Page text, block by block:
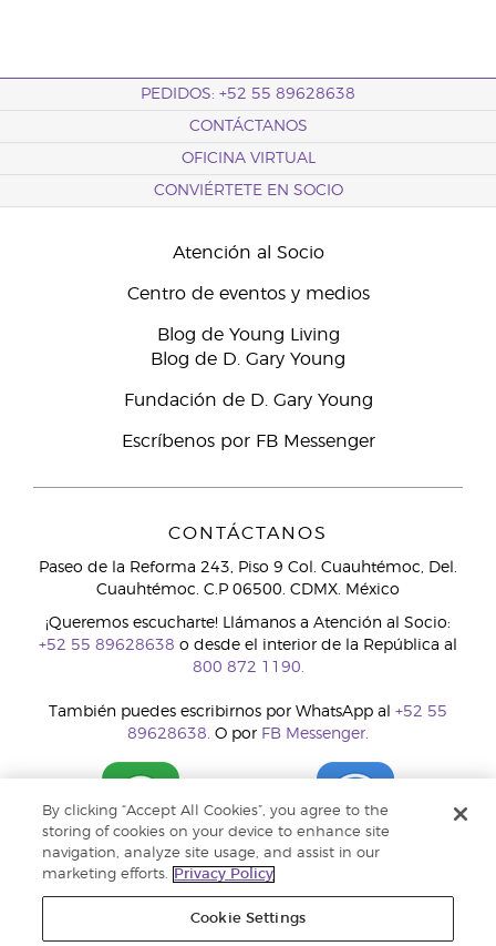
PEDIDOS: +52 55 89628638
CONTÁCTANOS
OFICINA VIRTUAL
CONVIÉRTETE EN SOCIO
Atención al Socio
Centro de eventos y medios
Blog de Young Living
Blog de D. Gary Young
Fundación de D. Gary Young
Escríbenos por FB Messenger
CONTÁCTANOS
Paseo de la Reforma 243, Piso 9 Col. Cuauhtémoc, Del.
Cuauhtémoc. C.P 06500. CDMX. México
¡Queremos escucharte! Llámanos a Atención al Socio:
+52 55 89628638 o desde el interior de la República al
800 872 1190.
También puedes escribirnos por WhatsApp al +52 55
89628638. O por FB Messenger.
By clicking “Accept All Cookies”, you agree to the
storing of cookies on your device to enhance site
navigation, analyze site usage, and assist in our
marketing efforts.
Privacy Policy
Cookie Settings